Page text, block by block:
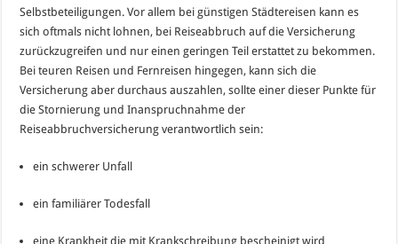
Selbstbeteiligungen. Vor allem bei günstigen Städtereisen kann es
sich oftmals nicht lohnen, bei Reiseabbruch auf die Versicherung
zurückzugreifen und nur einen geringen Teil erstattet zu bekommen.
Bei teuren Reisen und Fernreisen hingegen, kann sich die
Versicherung aber durchaus auszahlen, sollte einer dieser Punkte für
die Stornierung und Inanspruchnahme der
Reiseabbruchversicherung verantwortlich sein:
ein schwerer Unfall
ein familiärer Todesfall
eine Krankheit die mit Krankschreibung bescheinigt wird